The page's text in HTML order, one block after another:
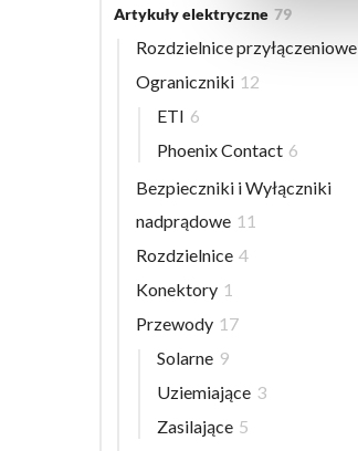
Artykuły elektryczne 79
Rozdzielnice przyłączeniowe
Ograniczniki 12
ETI 6
Phoenix Contact 6
Bezpieczniki i Wyłączniki
nadprądowe 11
Rozdzielnice 4
Konektory 1
Przewody 17
Solarne 9
Uziemiające 3
Zasilające 5